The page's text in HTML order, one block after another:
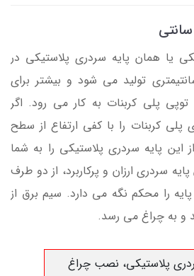
یا همان پایه سردری پلاستیکی در
10، 15 و 20 سانتیمتری تولید می شود و بیشتر برای
پلی کربنات به کار می رود. اگر
پلی کربنات را با کفی ارتفاع از سطح
این پایه سردری پلاستیکی را به شما
سردری ارزان و پرکاربرد، از دو طرف
را محکم نگه می دارد. سیم برق از
و به چراغ می رسد.
پلاستیکی، نصب چراغ